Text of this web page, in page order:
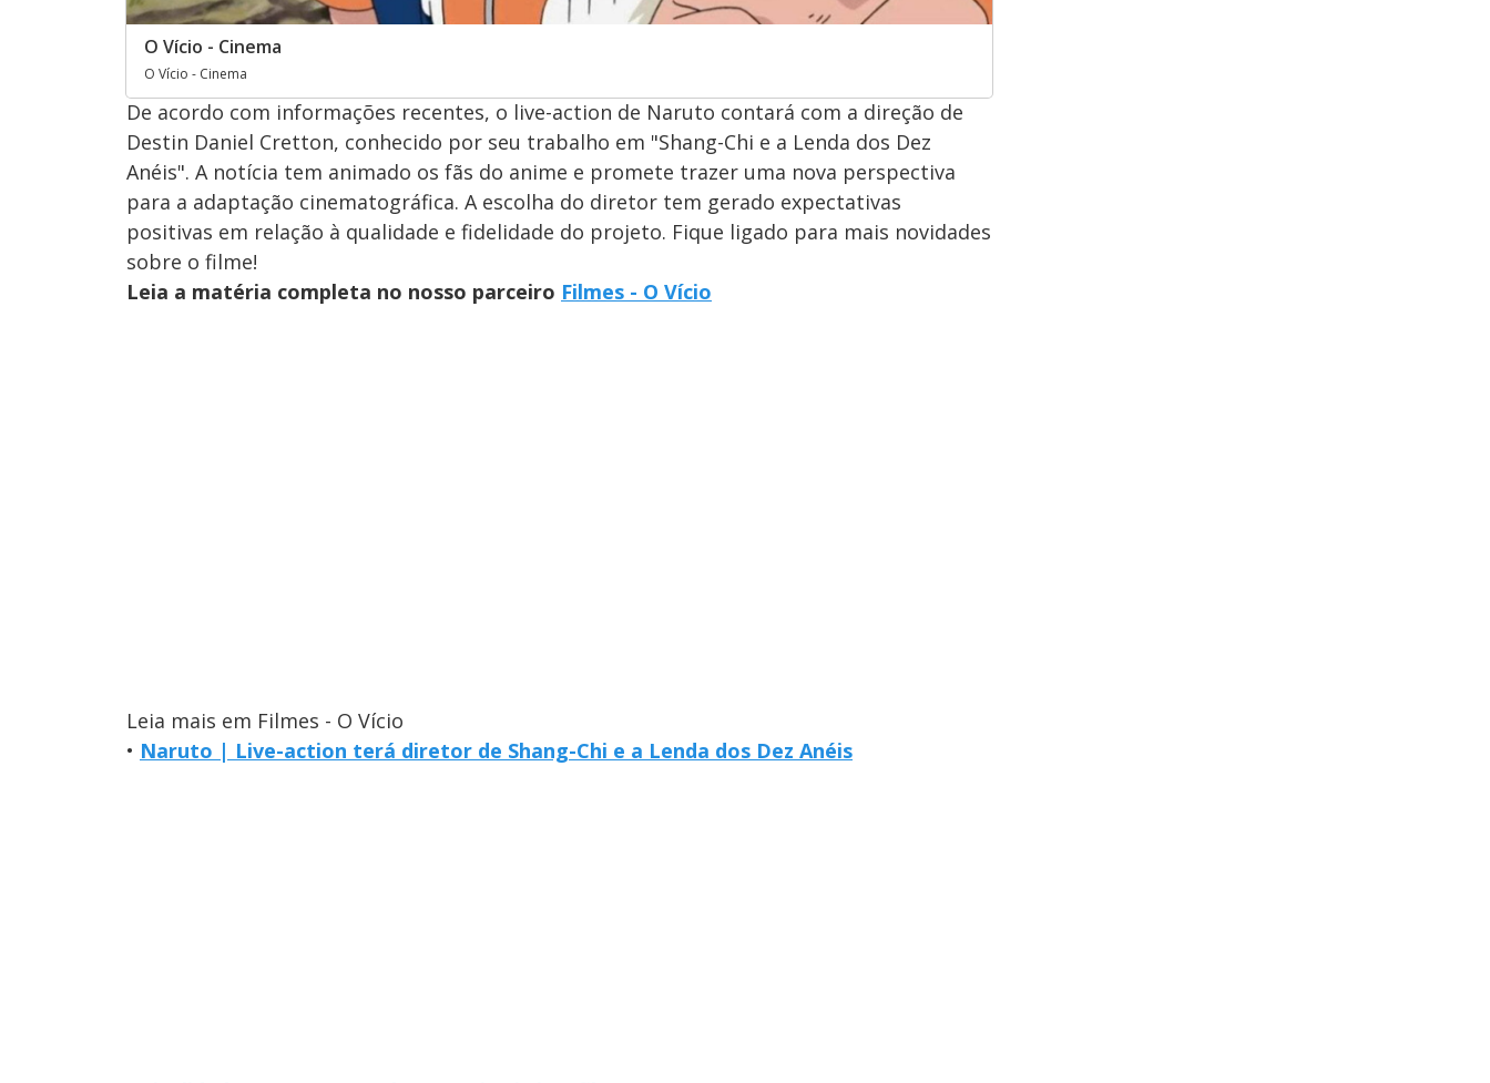
O Vício - Cinema
O Vício - Cinema
De acordo com informações recentes, o live-action de Naruto contará com a direção de
Destin Daniel Cretton, conhecido por seu trabalho em "Shang-Chi e a Lenda dos Dez
Anéis". A notícia tem animado os fãs do anime e promete trazer uma nova perspectiva
para a adaptação cinematográfica. A escolha do diretor tem gerado expectativas
positivas em relação à qualidade e fidelidade do projeto. Fique ligado para mais novidades
sobre o filme!
Leia a matéria completa no nosso parceiro Filmes - O Vício
Leia mais em Filmes - O Vício
• Naruto | Live-action terá diretor de Shang-Chi e a Lenda dos Dez Anéis